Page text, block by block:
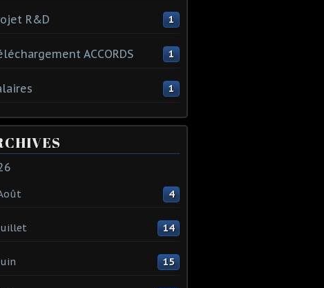
R&D 1
ACCORDS 1
1
4
14
15